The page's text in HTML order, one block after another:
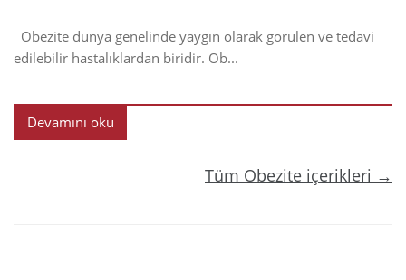
Obezite dünya genelinde yaygın olarak görülen ve tedavi
edilebilir hastalıklardan biridir. Ob...
Devamını oku
Tüm Obezite içerikleri →